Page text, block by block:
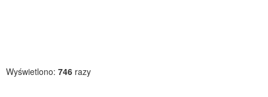
Wyświetlono: 746 razy